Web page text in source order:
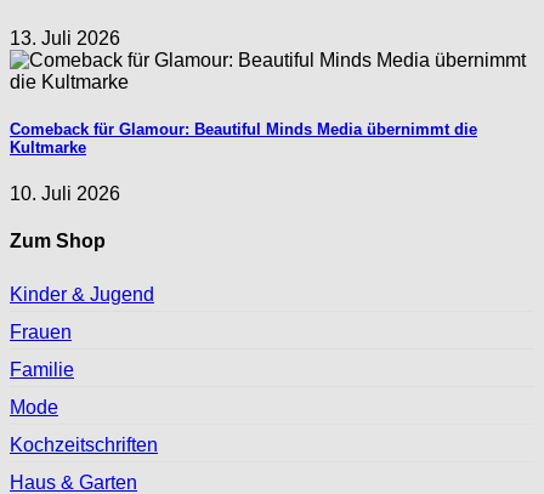
13. Juli 2026
Comeback für Glamour: Beautiful Minds Media übernimmt die
Kultmarke
10. Juli 2026
Zum Shop
Kinder & Jugend
Frauen
Familie
Mode
Kochzeitschriften
Haus & Garten